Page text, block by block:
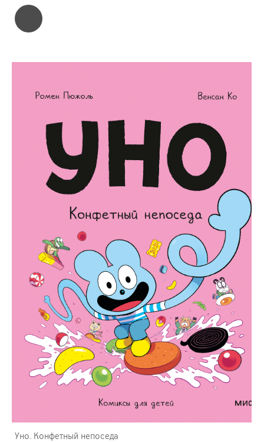
Уно. Конфетный непоседа